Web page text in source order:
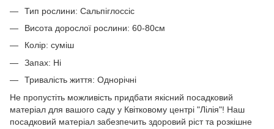
Тип рослини: Сальпіглоссіс
Висота дорослої рослини: 60-80см
Колір: суміш
Запах: Ні
Тривалість життя: Однорічні
Не пропустіть можливість придбати якісний посадковий
матеріал для вашого саду у Квітковому центрі "Лілія"! Наш
посадковий матеріал забезпечить здоровий ріст та розкішне